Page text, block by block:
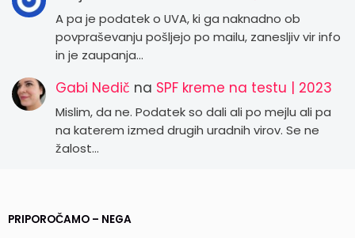
A pa je podatek o UVA, ki ga naknadno ob
povpraševanju pošljejo po mailu, zanesljiv vir info
in je zaupanja…
Gabi Nedič na SPF kreme na testu | 2023
Mislim, da ne. Podatek so dali ali po mejlu ali pa
na katerem izmed drugih uradnih virov. Se ne
žalost…
PRIPOROČAMO – NEGA